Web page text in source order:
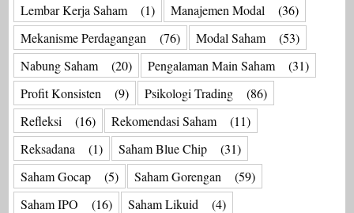
Lembar Kerja Saham
(1) Manajemen Modal
(36)
Mekanisme Perdagangan
(76) Modal Saham
(53)
Nabung Saham
(20) Pengalaman Main Saham
(31)
Profit Konsisten
(9) Psikologi Trading
(86)
Refleksi
(16) Rekomendasi Saham
(11)
Reksadana
(1) Saham Blue Chip
(31)
Saham Gocap
(5) Saham Gorengan
(59)
Saham IPO
(16) Saham Likuid
(4)